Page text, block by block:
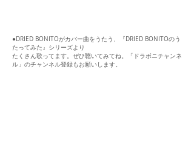
●DRIED BONITOがカバー曲をうたう、『DRIED BONITOのう
たってみた』シリーズより
​たくさん歌ってます。ぜひ聴いてみてね。「ドラボニチャンネ
ル」のチャンネル登録もお願いします。